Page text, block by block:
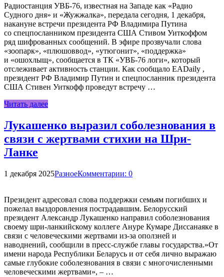
Радиостанция УВБ-76, известная на Западе как «Радио
Судного дня» и «Жужжалка», передала сегодня, 1 декабря,
накануне встречи президента РФ Владимира Путина
со спецпосланником президента США Стивом Уиткоффом
ряд шифрованных сообщений. В эфире прозвучали слова
«зоопарк», «плюшоввод», «утюгонит», «поддержка»
и «ошохлыщ», сообщается в ТК «УВБ-76 логи», который
отслеживает активность станции. Как сообщало EADaily ,
президент РФ Владимир Путин и спецпосланник президента
США Стивен Уиткофф проведут встречу …
Читать далее
Лукашенко выразил соболезнования в
связи с жертвами стихии на Шри-
Ланке
1 декабря 2025РазноеКомментарии: 0
Президент адресовал слова поддержки семьям погибших и
пожелал выздоровления пострадавшим. Белорусский
президент Александр Лукашенко направил соболезнования
своему шри-ланкийскому коллеге Ануре Кумаре Диссанаяке в
связи с человеческими жертвами из-за оползней и
наводнений, сообщили в пресс-службе главы государства.»От
имени народа Республики Беларусь и от себя лично выражаю
самые глубокие соболезнования в связи с многочисленными
человеческими жертвами», – …